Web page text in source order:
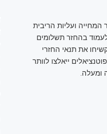
ועליות הריבית
לעמוד בהחזר תשלומים
את תנאי החזרי
ייאלצו לוותר
ומעלה.